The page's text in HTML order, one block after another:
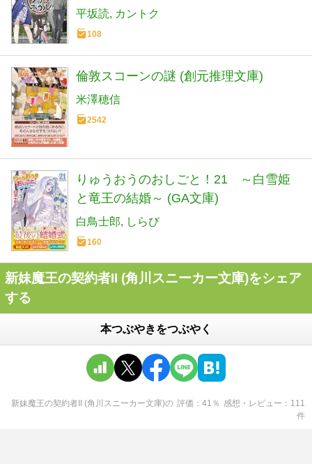
平坂読 カントク
108
倫敦スコーンの謎 (創元推理文庫)
米澤穂信
2542
りゅうおうのおしごと！21 ～白雪姫
と竜王の結婚～ (GA文庫)
白鳥士郎 しらび
160
新妹魔王の契約者II (角川スニーカー文庫)をシェア
する
本つぶやきをつぶやく
新妹魔王の契約者II (角川スニーカー文庫)の 評価 41 ％ 感想・レビュー
111
件